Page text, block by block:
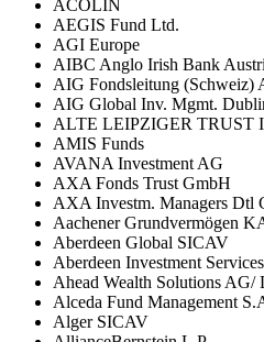
ACOLIN
AEGIS Fund Ltd.
AGI Europe
AIBC Anglo Irish Bank
AIG Fondsleitung (Schweiz)
AIG Global Inv. Mgmt.
ALTE LEIPZIGER TRUST
AMIS Funds
AVANA Investment AG
AXA Fonds Trust GmbH
AXA Investm. Managers Dtl
Aachener Grundvermögen
Aberdeen Global SICAV
Aberdeen Investment
Ahead Wealth Solutions AG/
Alceda Fund Management
Alger SICAV